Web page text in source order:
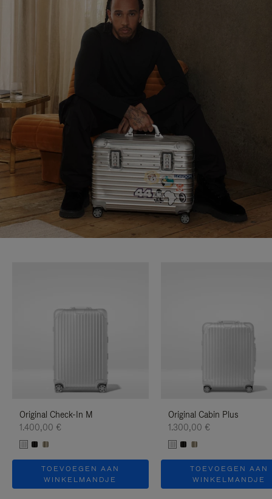
Original Check-In M
1.400,00 €
TOEVOEGEN AAN
WINKELMANDJE
Original Cabin Plus
1.300,00 €
TOEVOEGEN AAN
WINKELMANDJE